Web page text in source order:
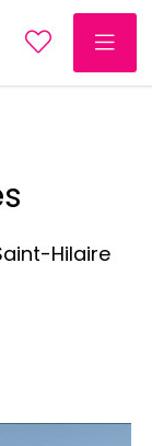
Hilaire